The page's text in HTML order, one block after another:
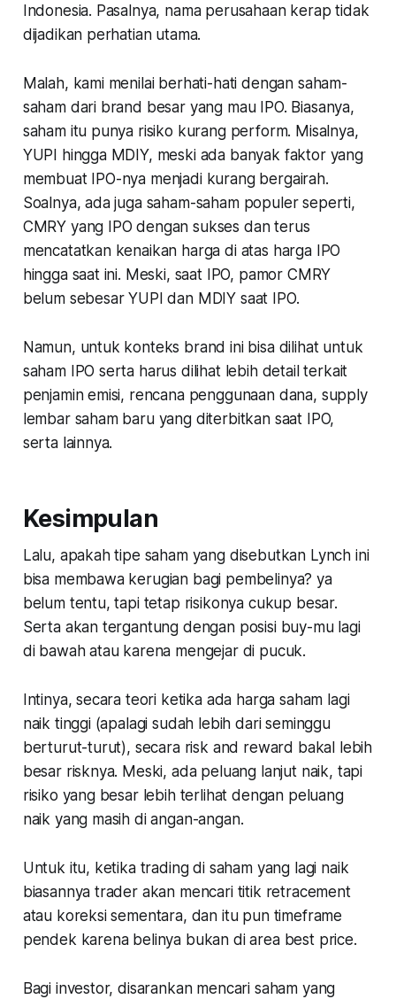
Indonesia. Pasalnya, nama perusahaan kerap tidak
dijadikan perhatian utama.
Malah, kami menilai berhati-hati dengan saham-
saham dari brand besar yang mau IPO. Biasanya,
saham itu punya risiko kurang perform. Misalnya,
YUPI hingga MDIY, meski ada banyak faktor yang
membuat IPO-nya menjadi kurang bergairah.
Soalnya, ada juga saham-saham populer seperti,
CMRY yang IPO dengan sukses dan terus
mencatatkan kenaikan harga di atas harga IPO
hingga saat ini. Meski, saat IPO, pamor CMRY
belum sebesar YUPI dan MDIY saat IPO.
Namun, untuk konteks brand ini bisa dilihat untuk
saham IPO serta harus dilihat lebih detail terkait
penjamin emisi, rencana penggunaan dana, supply
lembar saham baru yang diterbitkan saat IPO,
serta lainnya.
Kesimpulan
Lalu, apakah tipe saham yang disebutkan Lynch ini
bisa membawa kerugian bagi pembelinya? ya
belum tentu, tapi tetap risikonya cukup besar.
Serta akan tergantung dengan posisi buy-mu lagi
di bawah atau karena mengejar di pucuk.
Intinya, secara teori ketika ada harga saham lagi
naik tinggi (apalagi sudah lebih dari seminggu
berturut-turut), secara risk and reward bakal lebih
besar risknya. Meski, ada peluang lanjut naik, tapi
risiko yang besar lebih terlihat dengan peluang
naik yang masih di angan-angan.
Untuk itu, ketika trading di saham yang lagi naik
biasannya trader akan mencari titik retracement
atau koreksi sementara, dan itu pun timeframe
pendek karena belinya bukan di area best price.
Bagi investor, disarankan mencari saham yang